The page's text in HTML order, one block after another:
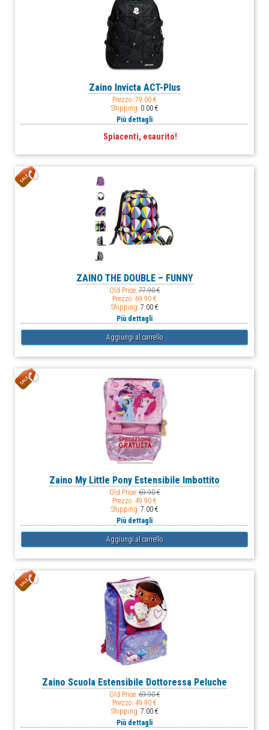
Zaino Invicta ACT-Plus
Prezzo: 79.00 €
Shipping: 0.00 €
Più dettagli
Spiacenti, esaurito!
ZAINO THE DOUBLE – FUNNY
Old Price:77.90 €
Prezzo: 69.90 €
Shipping: 7.00 €
Più dettagli
Zaino My Little Pony Estensibile Imbottito
Old Price:69.90 €
Prezzo: 49.90 €
Shipping: 7.00 €
Più dettagli
Zaino Scuola Estensibile Dottoressa Peluche
Old Price:69.90 €
Prezzo: 49.90 €
Shipping: 7.00 €
Più dettagli